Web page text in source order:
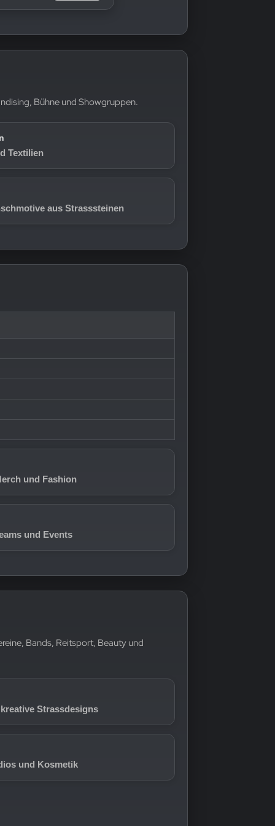
Bühne und Showgruppen.
Textilien
aus Strasssteinen
und Fashion
und Events
Bands, Reitsport, Beauty und
Strassdesigns
und Kosmetik